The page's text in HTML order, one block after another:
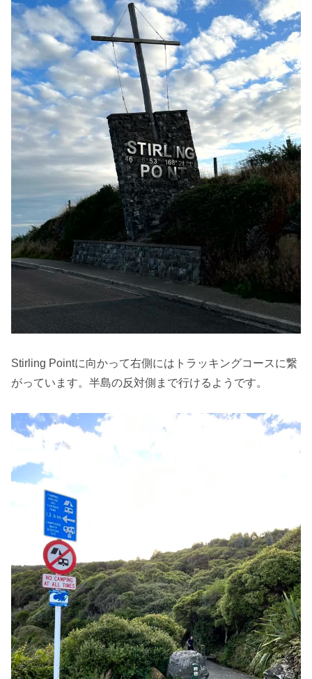
Stirling Pointに向かって右側にはトラッキングコースに繋
がっています。半島の反対側まで行けるようです。